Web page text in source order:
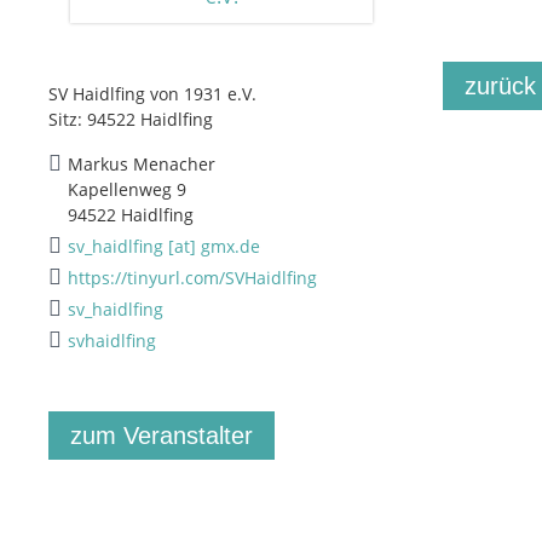
SV Haidlfing von 1931 e.V.
Sitz: 94522 Haidlfing
Markus Menacher
Kapellenweg 9
94522 Haidlfing
sv_haidlfing [at] gmx.de
https://tinyurl.com/SVHaidlfing
sv_haidlfing
svhaidlfing
zum Veranstalter